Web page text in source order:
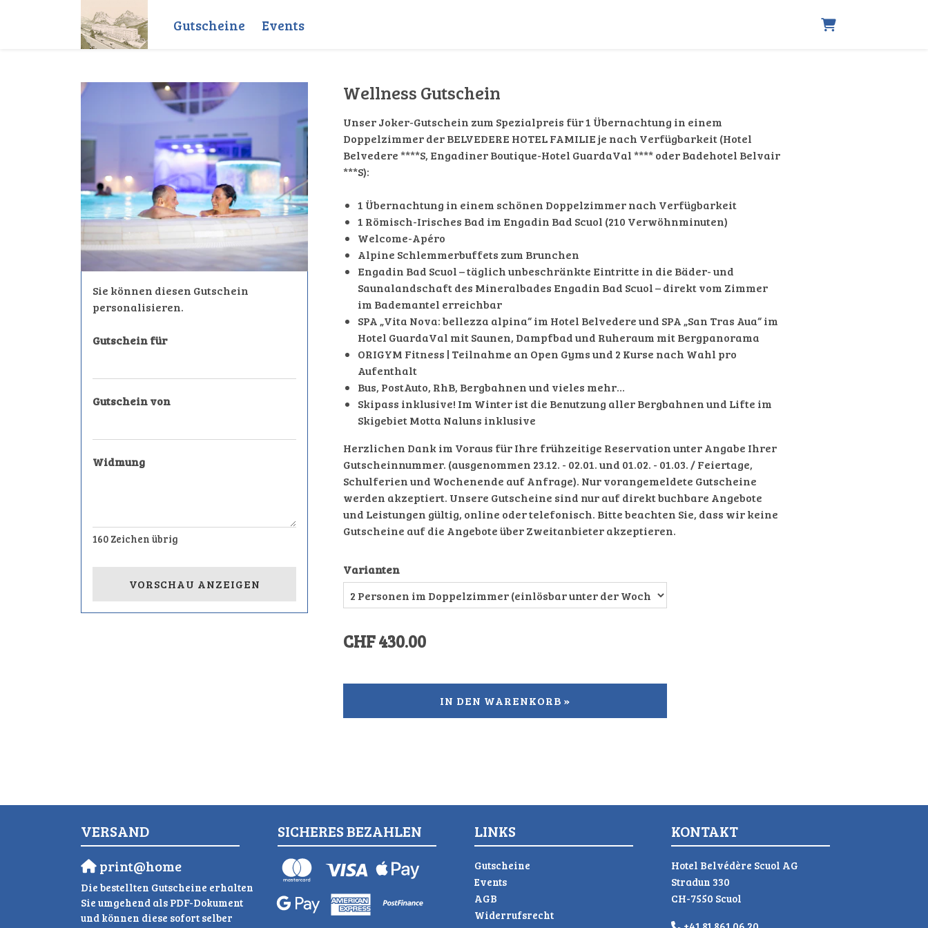
Gutscheine Events Warenkorb
Sie können diesen Gutschein
personalisieren.
Gutschein für
Gutschein von
Widmung
160 Zeichen übrig
VORSCHAU ANZEIGEN
Wellness Gutschein
Unser Joker-Gutschein zum Spezialpreis für 1 Übernachtung in einem
Doppelzimmer der BELVEDERE HOTEL FAMILIE je nach Verfügbarkeit (Hotel
Belvedere ****S, Engadiner Boutique-Hotel GuardaVal **** oder Badehotel Belvair
***S):
1 Übernachtung in einem schönen Doppelzimmer nach Verfügbarkeit
1 Römisch-Irisches Bad im Engadin Bad Scuol (210 Verwöhnminuten)
Welcome-Apéro
Alpine Schlemmerbuffets zum Brunchen
Engadin Bad Scuol – täglich unbeschränkte Eintritte in die Bäder- und
Saunalandschaft des Mineralbades Engadin Bad Scuol – direkt vom Zimmer
im Bademantel erreichbar
SPA „Vita Nova: bellezza alpina“ im Hotel Belvedere und SPA „San Tras Aua“ im
Hotel GuardaVal mit Saunen, Dampfbad und Ruheraum mit Bergpanorama
ORIGYM Fitness | Teilnahme an Open Gyms und 2 Kurse nach Wahl pro
Aufenthalt
Bus, PostAuto, RhB, Bergbahnen und vieles mehr…
Skipass inklusive! Im Winter ist die Benutzung aller Bergbahnen und Lifte im
Skigebiet Motta Naluns inklusive
Herzlichen Dank im Voraus für Ihre frühzeitige Reservation unter Angabe Ihrer
Gutscheinnummer. (ausgenommen 23.12. - 02.01. und 01.02. - 01.03. / Feiertage,
Schulferien und Wochenende auf Anfrage). Nur vorangemeldete Gutscheine
werden akzeptiert. Unsere Gutscheine sind nur auf direkt buchbare Angebote
und Leistungen gültig, online oder telefonisch. Bitte beachten Sie, dass wir keine
Gutscheine auf die Angebote über Zweitanbieter akzeptieren.
Varianten
CHF 430.00
IN DEN WARENKORB »
VERSAND
print@home
Die bestellten Gutscheine erhalten
Sie umgehend als PDF-Dokument
und können diese sofort selber
SICHERES BEZAHLEN LINKS
Gutscheine
Events
AGB
Widerrufsrecht
KONTAKT
Hotel Belvédère Scuol AG
Stradun 330
CH-7550 Scuol